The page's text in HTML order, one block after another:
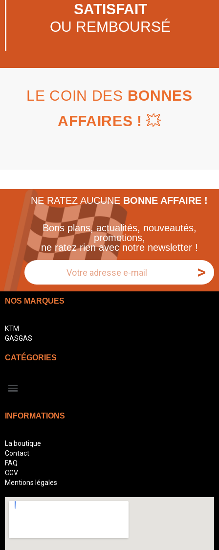
SATISFAIT
OU REMBOURSÉ
LE COIN DES BONNES
AFFAIRES ! 💥
NE RATEZ AUCUNE BONNE AFFAIRE !
Bons plans, actualités, nouveautés,
promotions,
ne ratez rien avec notre newsletter !
>
NOS MARQUES
KTM
GASGAS
CATÉGORIES
INFORMATIONS
La boutique
Contact
FAQ
CGV
Mentions légales